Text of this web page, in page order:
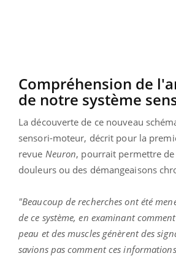
Compréhension de
de notre système
La découverte de ce nouveau
sensori-moteur, décrit pour la
revue Neuron, pourrait permettre
douleurs ou des démangeaisons
"Beaucoup de recherches ont été
de ce système, en examinant
peau et des muscles génèrent des
savions pas comment ces